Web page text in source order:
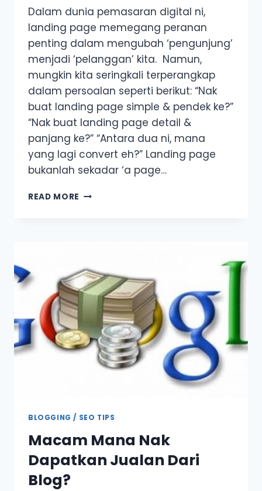
Dalam dunia pemasaran digital ni,
landing page memegang peranan
penting dalam mengubah ‘pengunjung’
menjadi ‘pelanggan’ kita. Namun,
mungkin kita seringkali terperangkap
dalam persoalan seperti berikut: “Nak
buat landing page simple & pendek ke?”
“Nak buat landing page detail &
panjang ke?” “Antara dua ni, mana
yang lagi convert eh?” Landing page
bukanlah sekadar ‘a page…
READ MORE LANDING
SATU
YANG
LEBIH
CONVERT
BLOGGING / SEO TIPS
Macam Mana Nak
Dapatkan Jualan Dari
Blog?